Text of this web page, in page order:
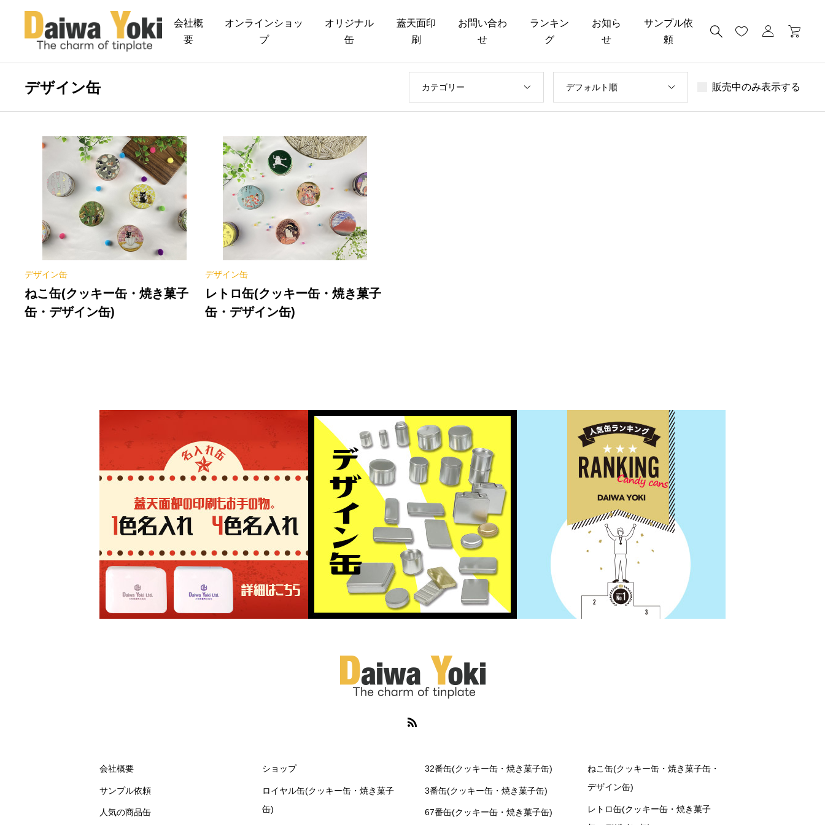
会社概
要
オンラインショッ
プ
オリジナル
缶
蓋天面印
刷
お問い合わ
せ
ランキン
グ
お知ら
せ
サンプル依
頼
デザイン缶 カテゴリー デフォルト順 販売中のみ表示する
デザイン缶
ねこ缶(クッキー缶・焼き菓子
缶・デザイン缶)
デザイン缶
レトロ缶(クッキー缶・焼き菓子
缶・デザイン缶)
会社概要
サンプル依頼
人気の商品缶
ショップ
ロイヤル缶(クッキー缶・焼き菓子
缶)
32番缶(クッキー缶・焼き菓子缶)
3番缶(クッキー缶・焼き菓子缶)
67番缶(クッキー缶・焼き菓子缶)
ねこ缶(クッキー缶・焼き菓子缶・
デザイン缶)
レトロ缶(クッキー缶・焼き菓子